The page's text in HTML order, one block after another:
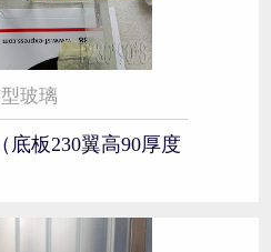
玻璃
底板230翼高90厚度